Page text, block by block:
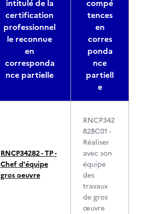
intitulé de la
certification
professionnel
le reconnue
en
corresponda
nce partielle
compé
tences
en
corres
ponda
nce
partiell
e
RNCP34282 - TP -
Chef d'équipe
gros oeuvre
RNCP342
82BC01 -
Réaliser
avec son
équipe
des
travaux
de gros
œuvre